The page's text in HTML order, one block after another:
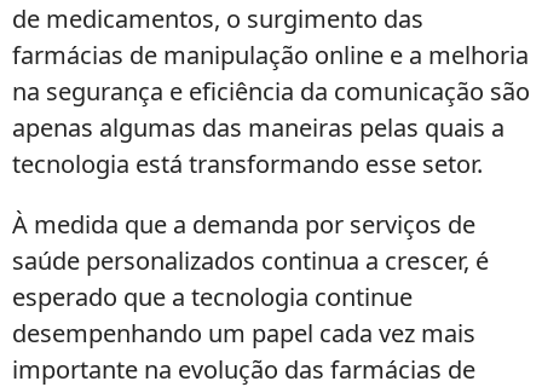
de medicamentos, o surgimento das
farmácias de manipulação online e a melhoria
na segurança e eficiência da comunicação são
apenas algumas das maneiras pelas quais a
tecnologia está transformando esse setor.
À medida que a demanda por serviços de
saúde personalizados continua a crescer, é
esperado que a tecnologia continue
desempenhando um papel cada vez mais
importante na evolução das farmácias de